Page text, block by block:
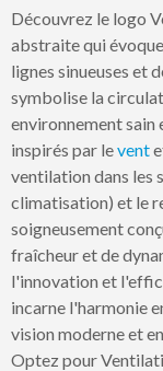
Découvrez le logo
abstraite qui
lignes sinueuses et
symbolise la
environnement sain
inspirés par levent
ventilation dans les
climatisation) et le
soigneusement
fraîcheur et de
l'innovation et
incarne l'harmonie
vision moderne et
Optez pour